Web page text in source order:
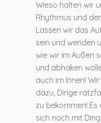
Wieso halten wir
Rhythmus und
Lassen wir das
sein und wenden
wie wir im Außen
und abhaken
auch im Innen!
dazu, Dinge
zu bekommen!
sich noch mit